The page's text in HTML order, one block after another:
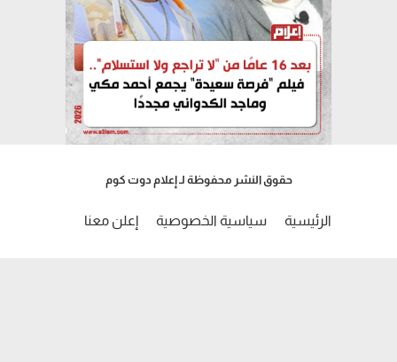
حقوق النشر محفوظة لـ إعلام دوت كوم
الرئيسية سياسية الخصوصية إعلن معنا